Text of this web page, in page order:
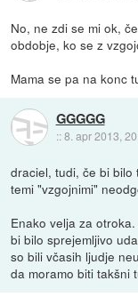
No, ne zdi se mi ok,
obdobje, ko se z
Mama se pa na konc
GGGGG
::8. apr 2013,
draciel, tudi, če bi
temi "vzgojnimi"
Enako velja za
bi bilo sprejemljivo
so bili včasih ljudje
da moramo biti takšni